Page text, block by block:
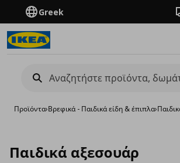
Greek
Προϊόντα›Βρεφικά - Παιδικά είδη & έπιπλα›
Παιδικά αξεσουάρ